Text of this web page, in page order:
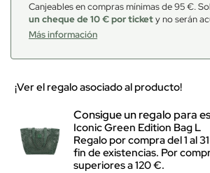
Canjeables en compras mínimas de 95 €.
un cheque de 10 € por tickety no serán
Más información
¡Ver el regalo asociado al producto!
Consigue un regalo para
Iconic Green Edition Bag L
Regalo por compra del 1 al
fin de existencias. Por
superiores a 120 €.